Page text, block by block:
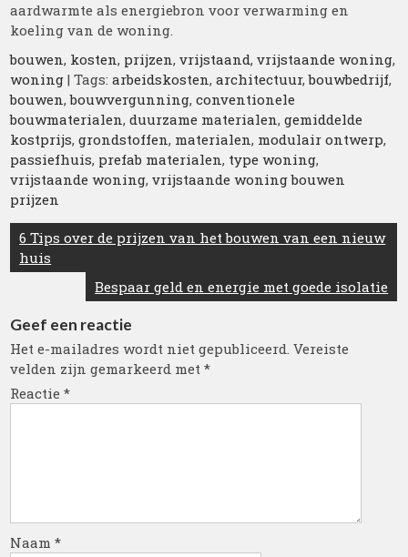
aardwarmte als energiebron voor verwarming en
koeling van de woning.
bouwen, kosten, prijzen,vrijstaand,vrijstaande woning,
woning | Tags:arbeidskosten,architectuur,bouwbedrijf,
bouwen,bouwvergunning,conventionele
bouwmaterialen,duurzame materialen,gemiddelde
kostprijs,grondstoffen, materialen, modulair ontwerp,
passiefhuis, prefab materialen, type woning,
vrijstaande woning,vrijstaande woning bouwen
prijzen
Berichtnavigatie
6 Tips over de prijzen van het bouwen van een nieuw
huis
Bespaar geld en energie met goede isolatie
Geef een reactie
Het e-mailadres wordt niet gepubliceerd. Vereiste
velden zijn gemarkeerd met*
Reactie*
Naam*